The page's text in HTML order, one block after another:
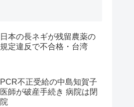
日本の長ネギが残留農薬の
規定違反で不合格・台湾
PCR不正受給の中島知賀子
医師が破産手続き 病院は閉
院